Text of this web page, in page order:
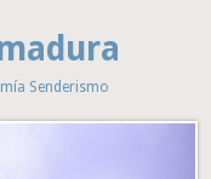
Senderismo